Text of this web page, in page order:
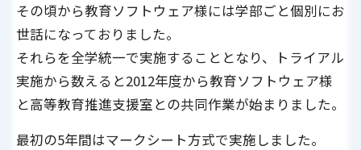
その頃から教育ソフトウェア様には学部ごと個別にお
世話になっておりました。
それらを全学統一で実施することとなり、トライアル
実施から数えると2012年度から教育ソフトウェア様
と高等教育推進支援室との共同作業が始まりました。
最初の5年間はマークシート方式で実施しました。